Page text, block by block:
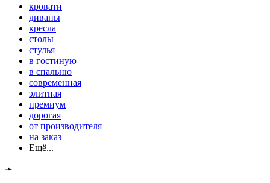
кровати
диваны
кресла
столы
стулья
в гостиную
в спальню
современная
элитная
премиум
дорогая
от производителя
на заказ
Ещё...
➛